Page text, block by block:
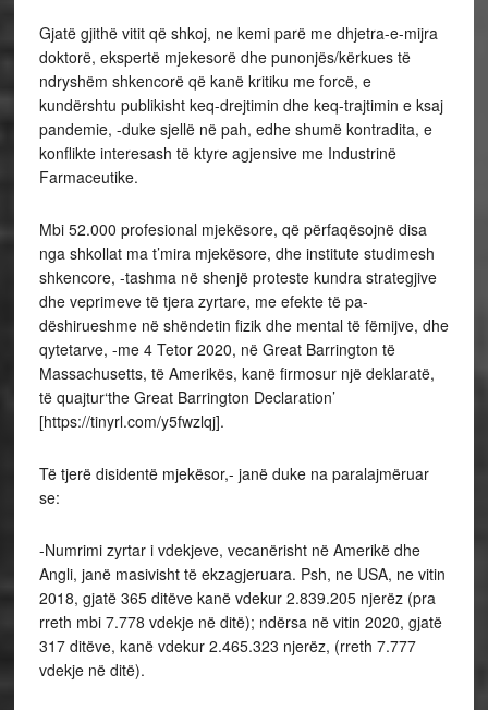
Gjatë gjithë vitit që shkoj, ne kemi parë me dhjetra-e-mijra
doktorë, ekspertë mjekesorë dhe punonjës/kërkues të
ndryshëm shkencorë që kanë kritiku me forcë, e
kundërshtu publikisht keq-drejtimin dhe keq-trajtimin e ksaj
pandemie, -duke sjellë në pah, edhe shumë kontradita, e
konflikte interesash të ktyre agjensive me Industrinë
Farmaceutike.
Mbi 52.000 profesional mjekësore, që përfaqësojnë disa
nga shkollat ma t’mira mjekësore, dhe institute studimesh
shkencore, -tashma në shenjë proteste kundra strategjive
dhe veprimeve të tjera zyrtare, me efekte të pa-
dëshirueshme në shëndetin fizik dhe mental të fëmijve, dhe
qytetarve, -me 4 Tetor 2020, në Great Barrington të
Massachusetts, të Amerikës, kanë firmosur një deklaratë,
të quajtur‘the Great Barrington Declaration’
[https://tinyrl.com/y5fwzlqj].
Të tjerë disidentë mjekësor,- janë duke na paralajmëruar
se:
-Numrimi zyrtar i vdekjeve, vecanërisht në Amerikë dhe
Angli, janë masivisht të ekzagjeruara. Psh, ne USA, ne vitin
2018, gjatë 365 ditëve kanë vdekur 2.839.205 njerëz (pra
rreth mbi 7.778 vdekje në ditë); ndërsa në vitin 2020, gjatë
317 ditëve, kanë vdekur 2.465.323 njerëz, (rreth 7.777
vdekje në ditë).